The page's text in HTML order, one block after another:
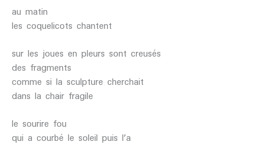
au matin
les coquelicots chantent
sur les joues en pleurs sont creusés
des fragments
comme si la sculpture cherchait
dans la chair fragile
le sourire fou
qui a courbé le soleil puis l’a